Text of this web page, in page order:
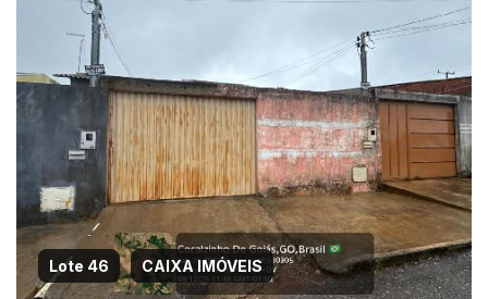
Lote 46 CAIXA IMÓVEIS